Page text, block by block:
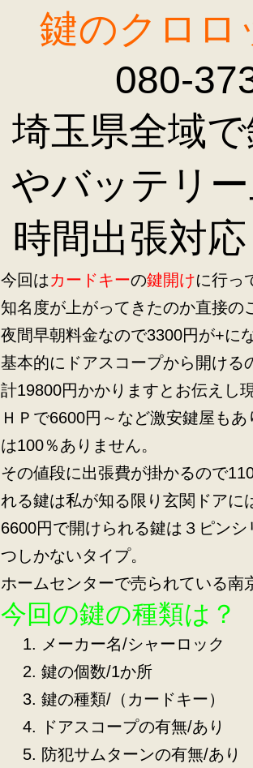
鍵のクロロ
080-
埼玉県全域
やバッテリ
時間出張対応
今回はカードキーの鍵開けに行っ
知名度が上がってきたのか直接の
夜間早朝料金なので3300円が+に
基本的にドアスコープから開ける
計19800円かかりますとお伝えし現
ＨＰで6600円～など激安鍵屋も
は100％ありません。
その値段に出張費が掛かるので
れる鍵は私が知る限り玄関ドアに
6600円で開けられる鍵は３ピン
つしかないタイプ。
ホームセンターで売られている
今回の鍵の種類は？
メーカー名/シャーロック
鍵の個数/1か所
鍵の種類/（カードキー）
ドアスコープの有無/あり
防犯サムターンの有無/あり